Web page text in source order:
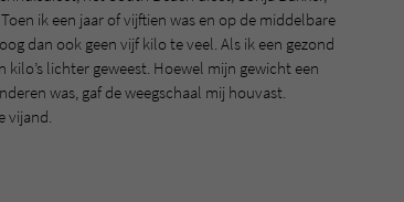
ik een jaar of vijftien was en op de middelbare
dan ook geen vijf kilo te veel. Als ik een gezond
lichter geweest. Hoewel mijn gewicht een
was, gaf de weegschaal mij houvast.
vijand.